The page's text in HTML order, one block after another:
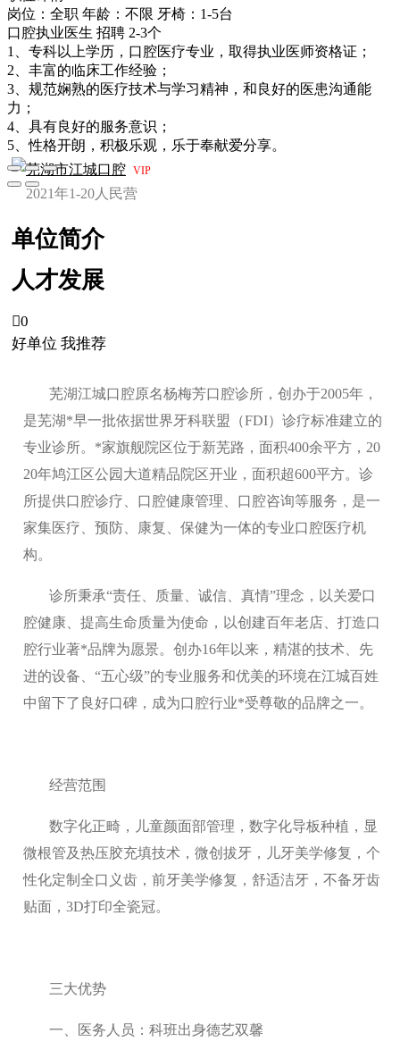
岗位：全职 年龄：不限 牙椅：1-5台
口腔执业医生 招聘 2-3个
1、专科以上学历，口腔医疗专业，取得执业医师资格证；
2、丰富的临床工作经验；
3、规范娴熟的医疗技术与学习精神，和良好的医患沟通能
力；
4、具有良好的服务意识；
5、性格开朗，积极乐观，乐于奉献爱分享。
芜湖市江城口腔 VIP
2021年1-20人 民营
单位简介
人才发展
0
好单位 我推荐
芜湖江城口腔原名杨梅芳口腔诊所，创办于2005年，
是芜湖*早一批依据世界牙科联盟（FDI）诊疗标准建立的
专业诊所。*家旗舰院区位于新芜路，面积400余平方，20
20年鸠江区公园大道精品院区开业，面积超600平方。诊
所提供口腔诊疗、口腔健康管理、口腔咨询等服务，是一
家集医疗、预防、康复、保健为一体的专业口腔医疗机
构。
诊所秉承“责任、质量、诚信、真情”理念，以关爱口
腔健康、提高生命质量为使命，以创建百年老店、打造口
腔行业著*品牌为愿景。创办16年以来，精湛的技术、先
进的设备、“五心级”的专业服务和优美的环境在江城百姓
中留下了良好口碑，成为口腔行业*受尊敬的品牌之一。
经营范围
数字化正畸，儿童颜面部管理，数字化导板种植，显
微根管及热压胶充填技术，微创拔牙，儿牙美学修复，个
性化定制全口义齿，前牙美学修复，舒适洁牙，不备牙齿
贴面，3D打印全瓷冠。
三大优势
一、医务人员：科班出身德艺双馨